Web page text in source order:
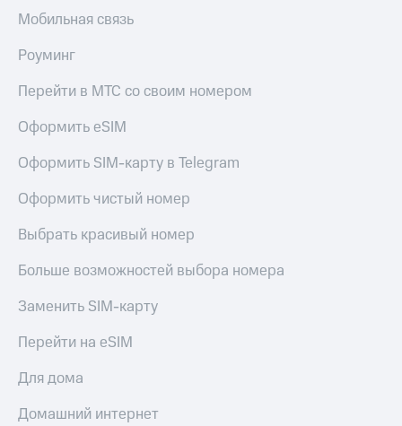
Мобильная связь
Роуминг
Перейти в МТС со своим номером
Оформить eSIM
Оформить SIM-карту в Telegram
Оформить чистый номер
Выбрать красивый номер
Больше возможностей выбора номера
Заменить SIM-карту
Перейти на eSIM
Для дома
Домашний интернет